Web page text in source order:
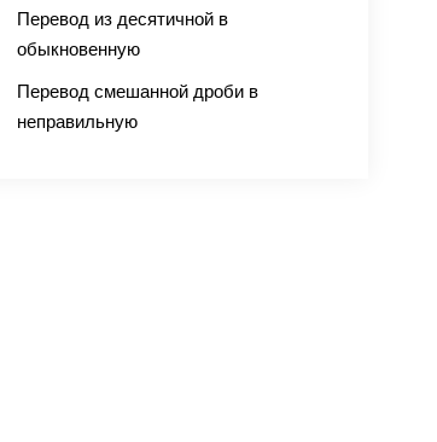
Перевод из десятичной в
обыкновенную
Перевод смешанной дроби в
неправильную